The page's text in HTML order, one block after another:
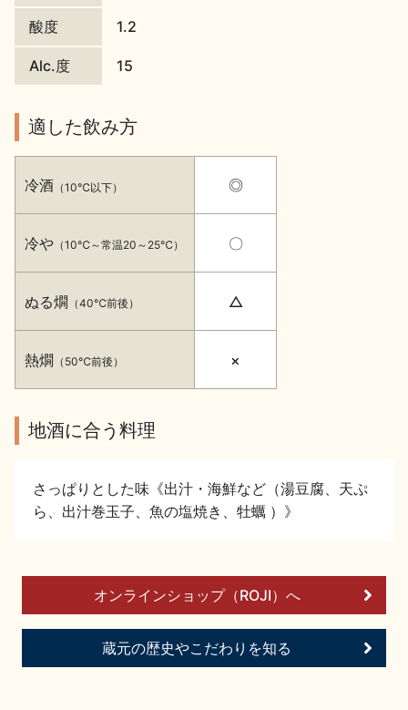
日本酒の楽しみ方特集
地酒・イベント情報
イベント情報TOP 新商品・おすすめ商品
地酒蔵元会WEB展示会 地酒蔵元会利酒会
酸度 1.2
Alc.度 15
適した飲み方
冷酒 （10℃以下）
冷や （10℃～常温20～25℃）
ぬる燗 （40℃前後）
熱燗 （50℃前後）
◎
〇
△
×
地酒に合う料理
さっぱりとした味《出汁・海鮮など（湯豆腐、天ぷ
ら、出汁巻玉子、魚の塩焼き、牡蠣 ）》
オンラインショップ（ROJI）へ
蔵元の歴史やこだわりを知る